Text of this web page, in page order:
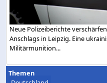
Neue Polizeiberichte
Anschlags in Leipzig. Eine
Militärmunition...
Themen